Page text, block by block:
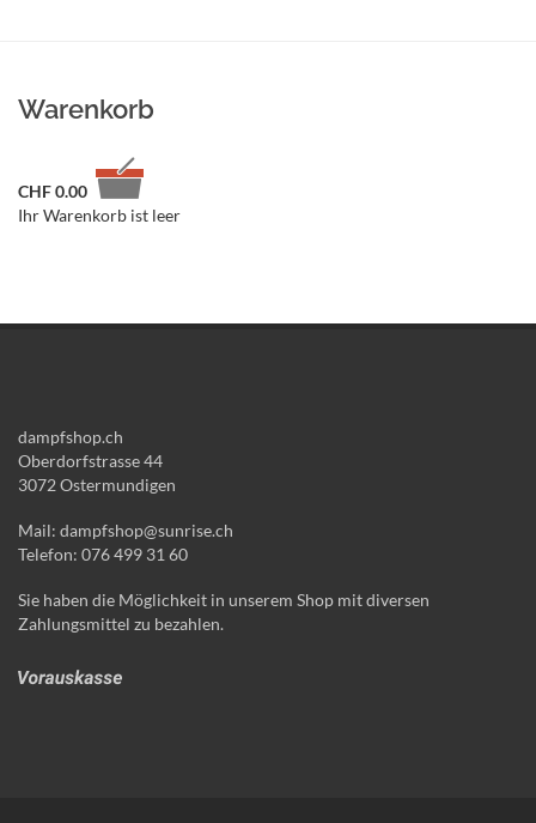
Warenkorb
CHF0.00
Ihr Warenkorb ist leer
dampfshop.ch
Oberdorfstrasse 44
3072 Ostermundigen
Mail: dampfshop@sunrise.ch
Telefon: 076 499 31 60
Sie haben die Möglichkeit in unserem Shop mit diversen
Zahlungsmittel zu bezahlen.